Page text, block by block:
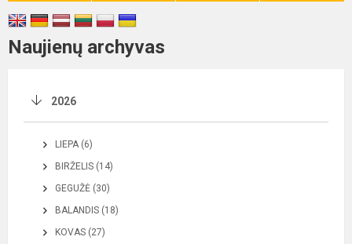
Naujienų archyvas
2026
LIEPA (6)
BIRŽELIS (14)
GEGUŽĖ (30)
BALANDIS (18)
KOVAS (27)